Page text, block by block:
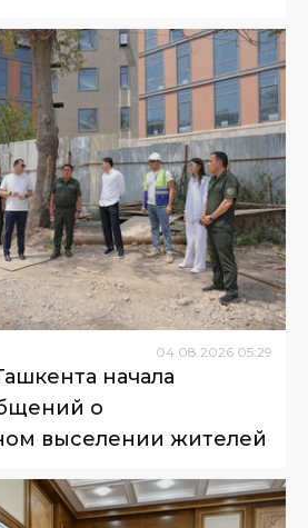
04 08 2026 05:29
начала
о
выселении жителей